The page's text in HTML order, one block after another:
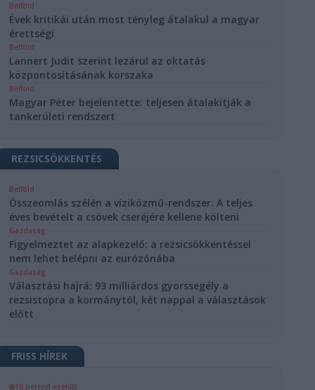
Belföld
Évek kritikái után most tényleg átalakul a magyar
érettségi
Belföld
Lannert Judit szerint lezárul az oktatás
központosításának korszaka
Belföld
Magyar Péter bejelentette: teljesen átalakítják a
tankerületi rendszert
REZSICSÖKKENTÉS
Belföld
Összeomlás szélén a víziközmű-rendszer: A teljes
éves bevételt a csövek cseréjére kellene költeni
Gazdaság
Figyelmeztet az alapkezelő: a rezsicsökkentéssel
nem lehet belépni az eurózónába
Gazdaság
Választási hajrá: 93 milliárdos gyorssegély a
rezsistopra a kormánytól, két nappal a választások
előtt
FRISS HÍREK
16 perccel ezelőtt